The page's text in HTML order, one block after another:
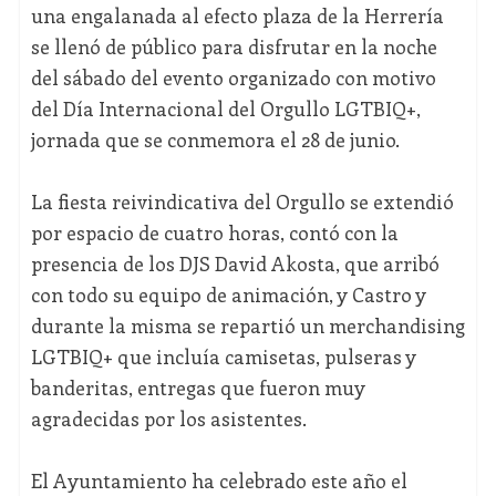
una engalanada al efecto plaza de la Herrería
se llenó de público para disfrutar en la noche
del sábado del evento organizado con motivo
del Día Internacional del Orgullo LGTBIQ+,
jornada que se conmemora el 28 de junio.
La fiesta reivindicativa del Orgullo se extendió
por espacio de cuatro horas, contó con la
presencia de los DJS David Akosta, que arribó
con todo su equipo de animación, y Castro y
durante la misma se repartió un merchandising
LGTBIQ+ que incluía camisetas, pulseras y
banderitas, entregas que fueron muy
agradecidas por los asistentes.
El Ayuntamiento ha celebrado este año el